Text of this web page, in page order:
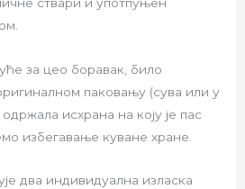
за цео боравак, било
паковању (сува или у
исхрана на коју је пас
избегавање куване хране.
два индивидуална изласка